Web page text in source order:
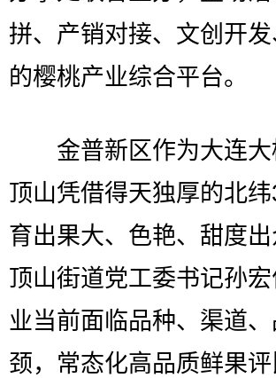
拼、产销对接、文创开
的樱桃产业综合平台。
金普新区作为大连大
顶山凭借得天独厚的北
育出果大、色艳、甜度
顶山街道党工委书记孙
业当前面临品种、渠道
颈，常态化高品质鲜果